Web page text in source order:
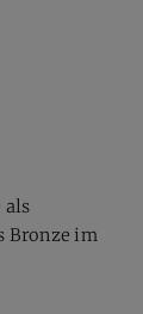
als
Bronze im